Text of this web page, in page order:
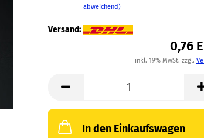
abweichend)
Versand:
0,76
inkl. 19% MwSt. zzgl.
In den Einkaufswagen